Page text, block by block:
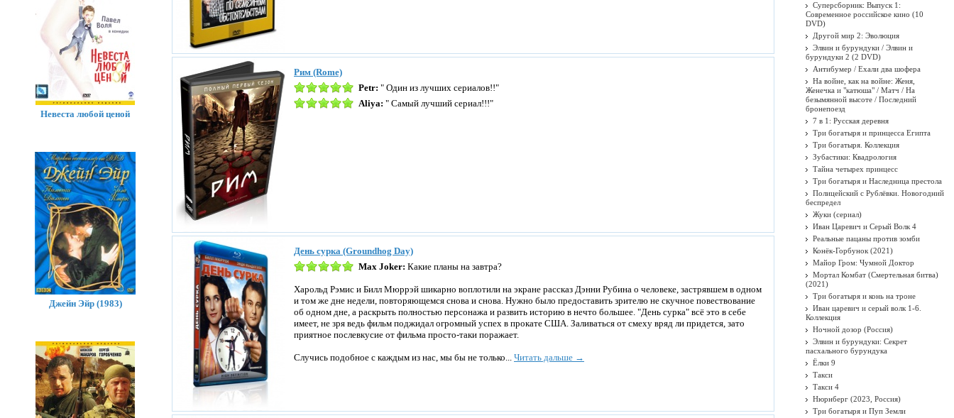
Рим (Rome)
Petr: " Один из лучших сериалов!!"
Aliya: " Самый лучший сериал!!!"
День сурка (Groundhog Day)
Max Joker: Какие планы на завтра?
Харольд Рэмис и Билл Мюррэй шикарно воплотили на экране рассказ Дэнни Рубина о человеке, застрявшем в одном
и том же дне недели, повторяющемся снова и снова. Нужно было предоставить зрителю не скучное повествование
об одном дне, а раскрыть полностью персонажа и развить историю в нечто большее. "День сурка" всё это в себе
имеет, не зря ведь фильм поджидал огромный успех в прокате США. Заливаться от смеху вряд ли придется, зато
приятное послевкусие от фильма просто-таки поражает.
Случись подобное с каждым из нас, мы бы не только... Читать дальше →
Невеста любой ценой
Джейн Эйр (1983)
Суперсборник: Выпуск 1:
Современное российское кино (10
DVD)
Другой мир 2: Эволюция
Элвин и бурундуки / Элвин и
бурундуки 2 (2 DVD)
Антибумер / Ехали два шофера
На войне, как на войне: Женя,
Женечка и "катюша" / Матч / На
безымянной высоте / Последний
бронепоезд
7 в 1: Русская деревня
Три богатыря и принцесса Египта
Три богатыря. Коллекция
Зубастики: Квадрология
Тайна четырех принцесс
Три богатыря и Наследница престола
Полицейский с Рублёвки. Новогодний
беспредел
Жуки (сериал)
Иван Царевич и Серый Волк 4
Реальные пацаны против зомби
Конёк-Горбунок (2021)
Майор Гром: Чумной Доктор
Мортал Комбат (Смертельная битва)
(2021)
Три богатыря и конь на троне
Иван царевич и серый волк 1-6.
Коллекция
Ночной дозор (Россия)
Элвин и бурундуки: Секрет
пасхального бурундука
Ёлки 9
Такси
Такси 4
Нюрнберг (2023, Россия)
Три богатыря и Пуп Земли